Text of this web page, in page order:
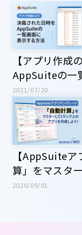
【アプリ作成
AppSuiteの一
2021/07/20
【AppSuite
算」をマスタ
作成しよう！
2020/09/01